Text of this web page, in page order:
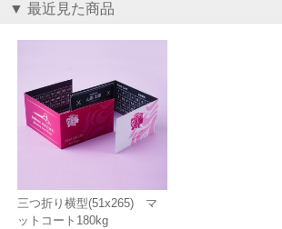
▼ 最近見た商品
三つ折り横型(51x265) マ
ットコート180kg